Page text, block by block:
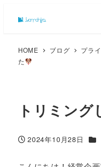
HOME ブログ プラ
た
トリミング
投稿日
2024年10月28日 カ